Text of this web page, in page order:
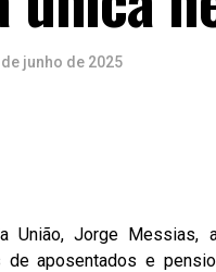
de junho de 2025
União, Jorge Messias,
de aposentados e